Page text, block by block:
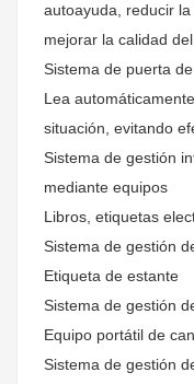
autoayuda, reducir
mejorar la calidad
Sistema de puerta
Lea
situación, evitando
Sistema de gestión
mediante equipos
Libros, etiquetas
Sistema de gestión
Etiqueta de estante
Sistema de gestión
Equipo portátil de
Sistema de gestión